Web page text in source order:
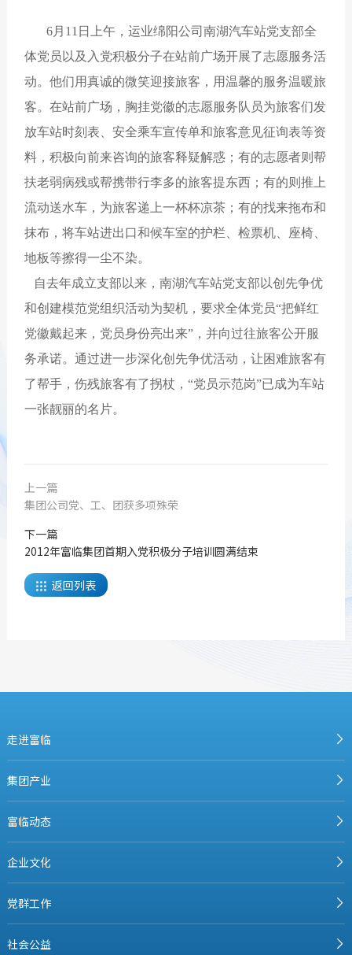
6月11日上午，运业绵阳公司南湖汽车站党支部全
体党员以及入党积极分子在站前广场开展了志愿服务活
动。他们用真诚的微笑迎接旅客，用温馨的服务温暖旅
客。在站前广场，胸挂党徽的志愿服务队员为旅客们发
放车站时刻表、安全乘车宣传单和旅客意见征询表等资
料，积极向前来咨询的旅客释疑解惑；有的志愿者则帮
扶老弱病残或帮携带行李多的旅客提东西；有的则推上
流动送水车，为旅客递上一杯杯凉茶；有的找来拖布和
抹布，将车站进出口和候车室的护栏、检票机、座椅、
地板等擦得一尘不染。
自去年成立支部以来，南湖汽车站党支部以创先争优
和创建模范党组织活动为契机，要求全体党员“把鲜红
党徽戴起来，党员身份亮出来”，并向过往旅客公开服
务承诺。通过进一步深化创先争优活动，让困难旅客有
了帮手，伤残旅客有了拐杖，“党员示范岗”已成为车站
一张靓丽的名片。
上一篇
集团公司党、工、团获多项殊荣
下一篇
2012年富临集团首期入党积极分子培训圆满结束
 返回列表
走进富临
集团产业
富临动态
企业文化
党群工作
社会公益